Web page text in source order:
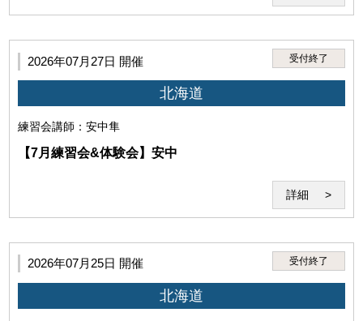
本サービスを利用するには、以下の全てを満たす必要があり
・本サービスの受講を希望し、本規約に同意していること。（ご
2026年07月27日 開催 受付終了
北海道
練習会講師：安中隼
【7月練習会&体験会】安中
詳細
2026年07月25日 開催 受付終了
北海道